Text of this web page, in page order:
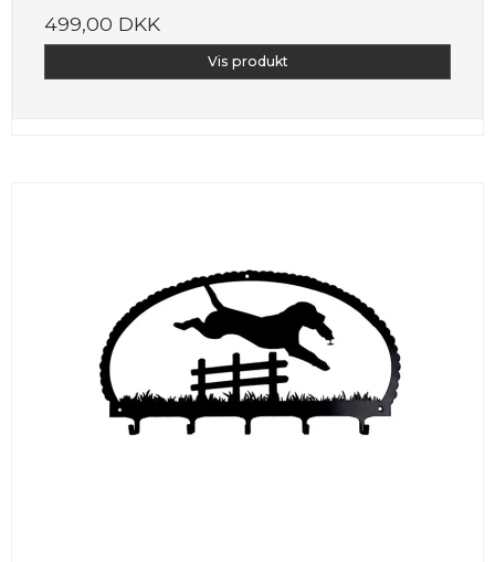
499,00 DKK
Vis produkt